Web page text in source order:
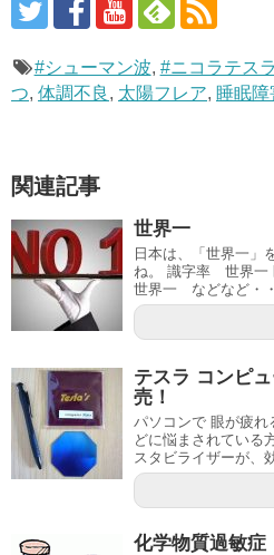
#シューマン波, #ニコラテスラ
つ, 体調不良 , 太陽フレア, 睡眠障
関連記事
世界一
日本は、「世界一」
ね。 識字率 世界
世界一 などなど・
テスラ コンピ
売！
パソコンで 眼が疲
どに悩まされている
スタビライザーが、
化学物質過敏症